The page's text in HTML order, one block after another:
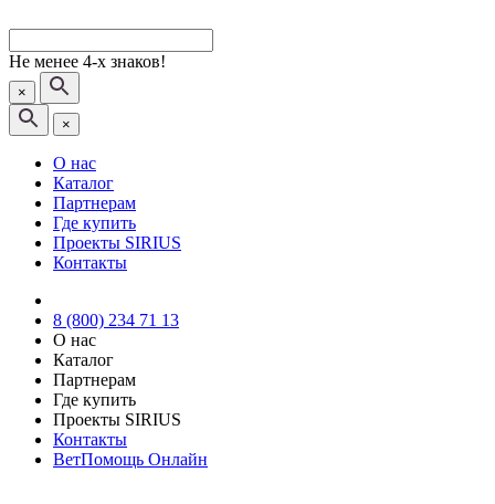
Не менее 4-х знаков!
×
×
О нас
Каталог
Партнерам
Где купить
Проекты SIRIUS
Контакты
8 (800) 234 71 13
О нас
Каталог
Партнерам
Где купить
Проекты SIRIUS
Контакты
ВетПомощь Онлайн